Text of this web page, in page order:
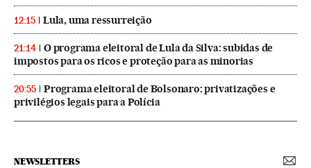
12:15 Lula, uma ressurreição
21:14
O programa eleitoral de Lula da Silva: subidas de
impostos para os ricos e proteção para as minorias
20:55
Programa eleitoral de Bolsonaro: privatizações e
privilégios legais para a Polícia
NEWSLETTERS